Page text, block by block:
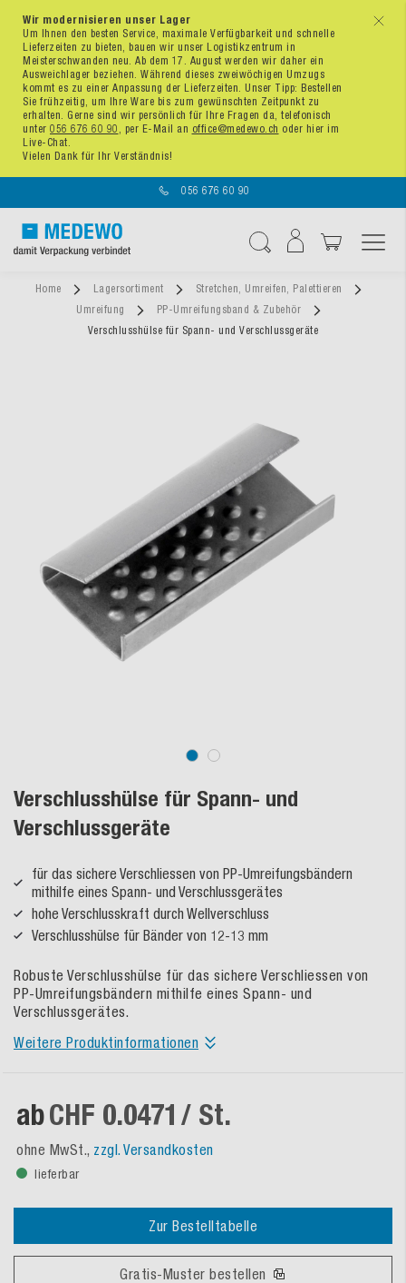
x
Wir modernisieren unser Lager
Um Ihnen den besten Service, maximale Verfügbarkeit und schnelle
Lieferzeiten zu bieten, bauen wir unser Logistikzentrum in
Meisterschwanden neu. Ab dem 17. August werden wir daher ein
Ausweichlager beziehen. Während dieses zweiwöchigen Umzugs
kommt es zu einer Anpassung der Lieferzeiten. Unser Tipp: Bestellen
Sie frühzeitig, um Ihre Ware bis zum gewünschten Zeitpunkt zu
erhalten. Gerne sind wir persönlich für Ihre Fragen da, telefonisch
unter 056 676 60 90 , per E-Mail an office@medewo.ch oder hier im
Live-Chat.
Vielen Dank für Ihr Verständnis!
056 676 60 90
Home Lagersortiment
Stretchen, Umreifen, Palettieren
Umreifung
PP-Umreifungsband & Zubehör
Verschlusshülse für Spann- und Verschlussgeräte
Verschlusshülse für Spann- und
Verschlussgeräte
für das sichere Verschliessen von PP-Umreifungsbändern
mithilfe eines Spann- und Verschlussgerätes
hohe Verschlusskraft durch Wellverschluss
Verschlusshülse für Bänder von 12-13 mm
Robuste Verschlusshülse für das sichere Verschliessen von
PP-Umreifungsbändern mithilfe eines Spann- und
Verschlussgerätes.
Weitere Produktinformationen
abCHF 0.0471 / St.
ohne MwSt., zzgl. Versandkosten
lieferbar
Zur Bestelltabelle
Gratis-Muster bestellen